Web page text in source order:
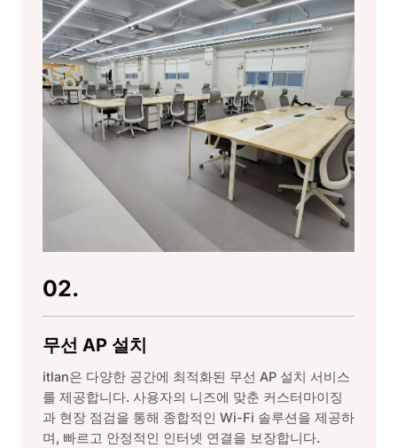
02.
무선 AP 설치
itlan은 다양한 공간에 최적화된 무선 AP 설치 서비스
를 제공합니다. 사용자의 니즈에 맞춘 커스터마이징
과 현장 점검을 통해 종합적인 Wi-Fi 솔루션을 제공하
며, 빠르고 안정적인 인터넷 연결을 보장합니다.